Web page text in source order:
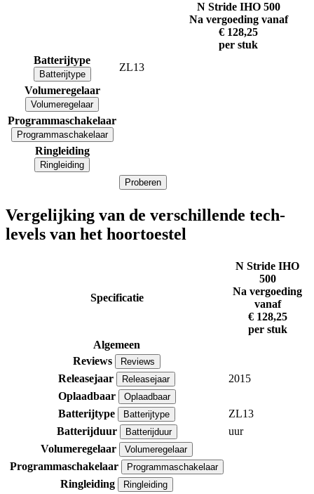
N Stride IHO 500
Na vergoeding vanaf
€ 128,25
per stuk
Batterijtype
Batterijtype
ZL13
Volumeregelaar
Volumeregelaar
Programmaschakelaar
Programmaschakelaar
Ringleiding
Ringleiding
Proberen
Vergelijking van de verschillende tech-
levels van het hoortoestel
Specificatie
N Stride IHO
500
Na vergoeding
vanaf
€ 128,25
per stuk
Algemeen
Reviews
Reviews
Releasejaar Releasejaar
2015
Oplaadbaar
Oplaadbaar
Batterijtype Batterijtype
ZL13
Batterijduur
Batterijduur
uur
Volumeregelaar
Volumeregelaar
Programmaschakelaar Programmaschakelaar
Ringleiding Ringleiding